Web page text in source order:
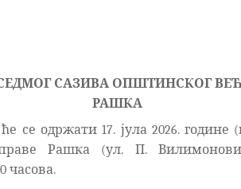
САЗИВА ОПШТИНСКОГ
РАШКА
се одржати 17. јула 2026. године
Рашка (ул. П.
часова.